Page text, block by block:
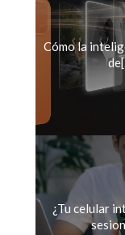
Cómo la
¿Tu celular